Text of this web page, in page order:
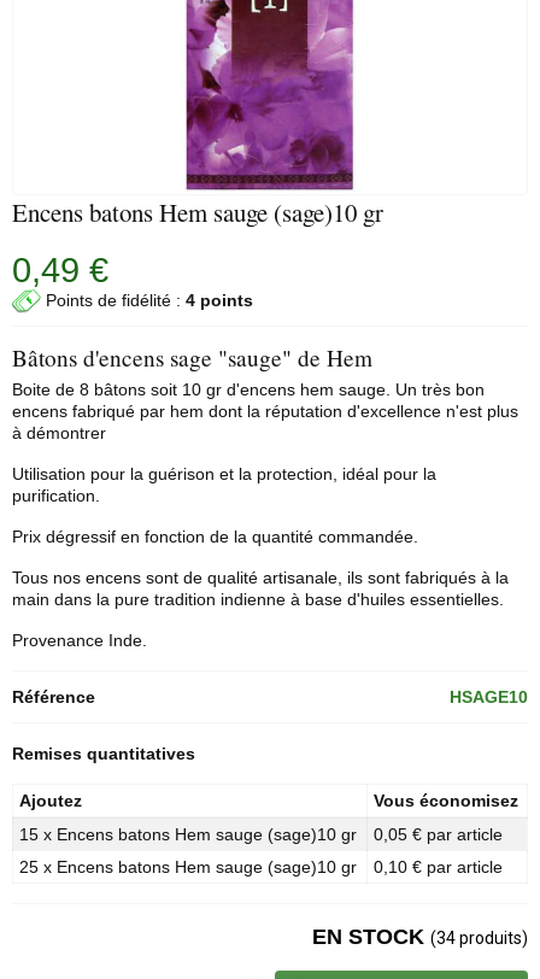
Encens batons Hem sauge (sage)10 gr
0,49 €
Points de fidélité : 4 points
Bâtons d'encens sage "sauge" de Hem
Boite de 8 bâtons soit 10 gr d'encens hem sauge. Un très bon
encens fabriqué par hem dont la réputation d'excellence n'est plus
à démontrer
Utilisation pour la guérison et la protection, idéal pour la
purification.
Prix dégressif en fonction de la quantité commandée.
Tous nos encens sont de qualité artisanale, ils sont fabriqués à la
main dans la pure tradition indienne à base d'huiles essentielles.
Provenance Inde.
Référence HSAGE10
Remises quantitatives
Ajoutez
Vous économisez
15 x Encens batons Hem sauge (sage)10 gr
0,05 € par article
25 x Encens batons Hem sauge (sage)10 gr
0,10 € par article
EN STOCK (34 produits)